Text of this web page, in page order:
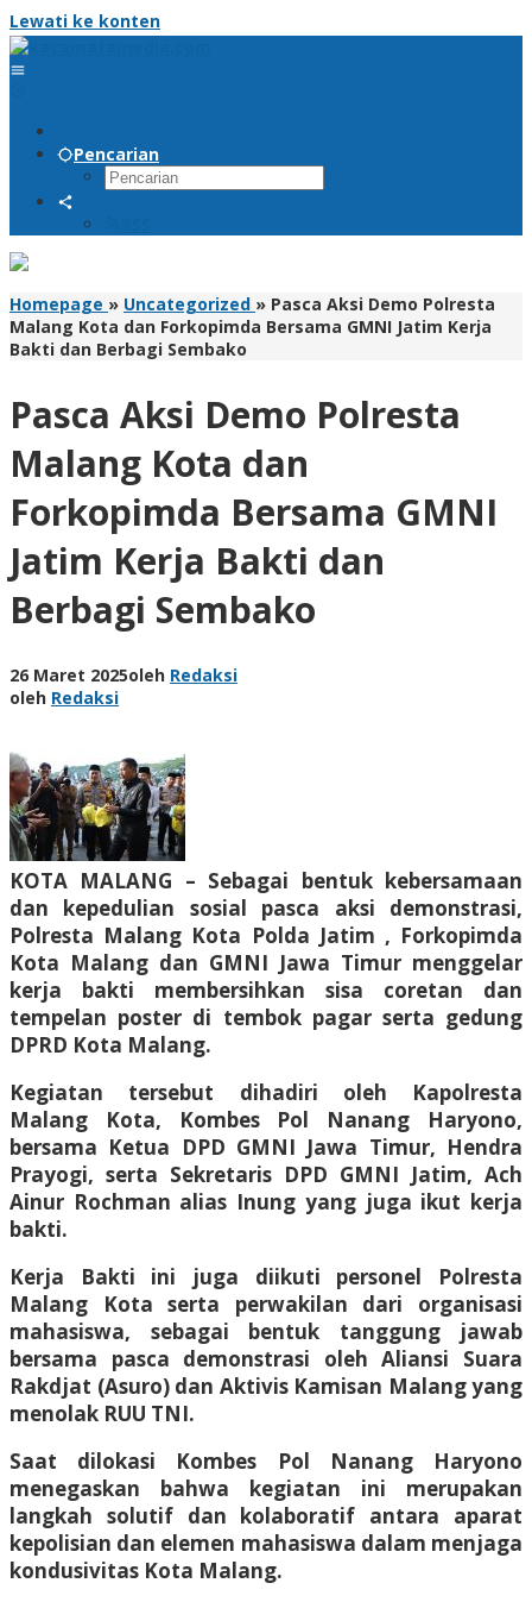
Lewati ke konten
Pencarian
Homepage » Uncategorized » Pasca Aksi Demo Polresta
Malang Kota dan Forkopimda Bersama GMNI Jatim Kerja
Bakti dan Berbagi Sembako
Pasca Aksi Demo Polresta
Malang Kota dan
Forkopimda Bersama GMNI
Jatim Kerja Bakti dan
Berbagi Sembako
26 Maret 2025oleh Redaksi
oleh Redaksi
KOTA MALANG – Sebagai bentuk kebersamaan
dan kepedulian sosial pasca aksi demonstrasi,
Polresta Malang Kota Polda Jatim , Forkopimda
Kota Malang dan GMNI Jawa Timur menggelar
kerja bakti membersihkan sisa coretan dan
tempelan poster di tembok pagar serta gedung
DPRD Kota Malang.
Kegiatan tersebut dihadiri oleh Kapolresta
Malang Kota, Kombes Pol Nanang Haryono,
bersama Ketua DPD GMNI Jawa Timur, Hendra
Prayogi, serta Sekretaris DPD GMNI Jatim, Ach
Ainur Rochman alias Inung yang juga ikut kerja
bakti.
Kerja Bakti ini juga diikuti personel Polresta
Malang Kota serta perwakilan dari organisasi
mahasiswa, sebagai bentuk tanggung jawab
bersama pasca demonstrasi oleh Aliansi Suara
Rakdjat (Asuro) dan Aktivis Kamisan Malang yang
menolak RUU TNI.
Saat dilokasi Kombes Pol Nanang Haryono
menegaskan bahwa kegiatan ini merupakan
langkah solutif dan kolaboratif antara aparat
kepolisian dan elemen mahasiswa dalam menjaga
kondusivitas Kota Malang.